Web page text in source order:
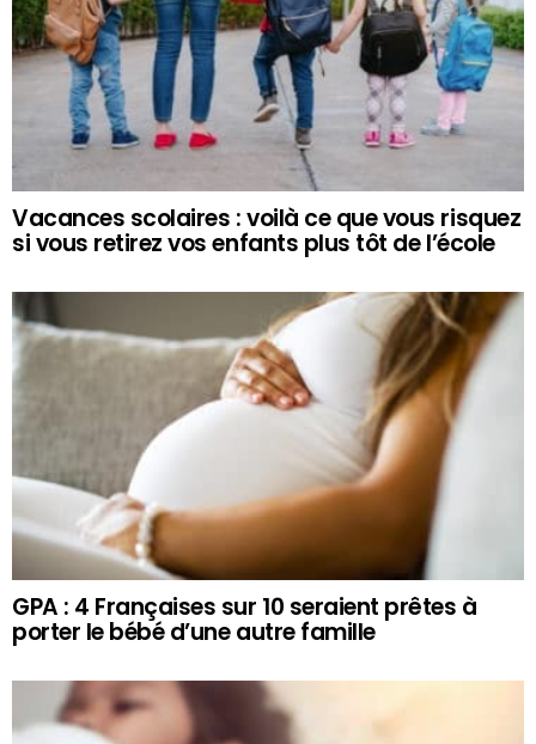
Vacances scolaires : voilà ce que vous risquez
si vous retirez vos enfants plus tôt de l’école
GPA : 4 Françaises sur 10 seraient prêtes à
porter le bébé d’une autre famille